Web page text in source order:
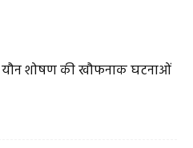
शोषण की खौफनाक घटनाओं